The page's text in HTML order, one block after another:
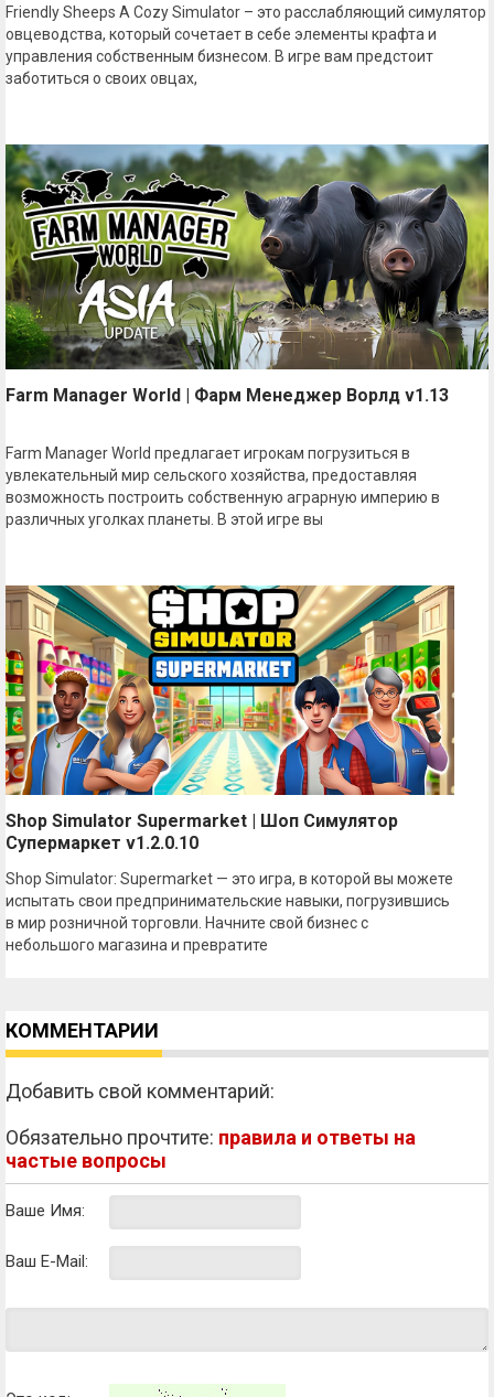
Friendly Sheeps A Cozy Simulator – это расслабляющий симулятор
овцеводства, который сочетает в себе элементы крафта и
управления собственным бизнесом. В игре вам предстоит
заботиться о своих овцах,
Farm Manager World | Фарм Менеджер Ворлд v1.13
Farm Manager World предлагает игрокам погрузиться в
увлекательный мир сельского хозяйства, предоставляя
возможность построить собственную аграрную империю в
различных уголках планеты. В этой игре вы
Shop Simulator Supermarket | Шоп Симулятор
Супермаркет v1.2.0.10
Shop Simulator: Supermarket — это игра, в которой вы можете
испытать свои предпринимательские навыки, погрузившись
в мир розничной торговли. Начните свой бизнес с
небольшого магазина и превратите
КОММЕНТАРИИ
Добавить свой комментарий:
Обязательно прочтите: правила и ответы на
частые вопросы
Ваше Имя:
Ваш E-Mail: